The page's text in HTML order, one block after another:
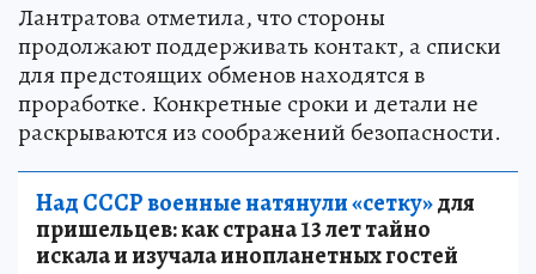
Лантратова отметила, что стороны
продолжают поддерживать контакт, а списки
для предстоящих обменов находятся в
проработке. Конкретные сроки и детали не
раскрываются из соображений безопасности.
Над СССР военные натянули «сетку»для
пришельцев: как страна 13 лет тайно
искала и изучала инопланетных гостей